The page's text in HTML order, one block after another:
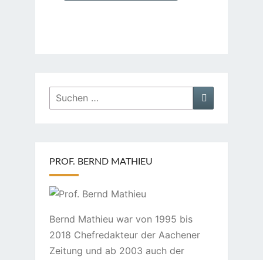
Suchen
nach:
Suchen
PROF. BERND MATHIEU
Bernd Mathieu war von 1995 bis
2018 Chefredakteur der Aachener
Zeitung und ab 2003 auch der